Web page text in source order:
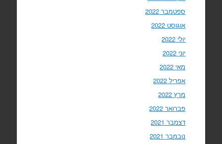
ספטמבר 2022
אוגוסט 2022
יולי 2022
יוני 2022
מאי 2022
אפריל 2022
מרץ 2022
פברואר 2022
דצמבר 2021
נובמבר 2021